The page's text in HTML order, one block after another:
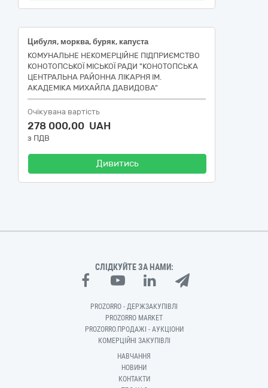
Цибуля, морква, буряк, капуста
КОМУНАЛЬНЕ НЕКОМЕРЦІЙНЕ ПІДПРИЄМСТВО
КОНОТОПСЬКОЇ МІСЬКОЇ РАДИ "КОНОТОПСЬКА
ЦЕНТРАЛЬНА РАЙОННА ЛІКАРНЯ ІМ.
АКАДЕМІКА МИХАЙЛА ДАВИДОВА"
Очікувана вартість
278 000,00 UAH
з ПДВ
Дивитись
СЛІДКУЙТЕ ЗА НАМИ:
PROZORRO - ДЕРЖЗАКУПІВЛІ
PROZORRO MARKET
PROZORRO.ПРОДАЖІ - АУКЦІОНИ
КОМЕРЦІЙНІ ЗАКУПІВЛІ
НАВЧАННЯ
НОВИНИ
КОНТАКТИ